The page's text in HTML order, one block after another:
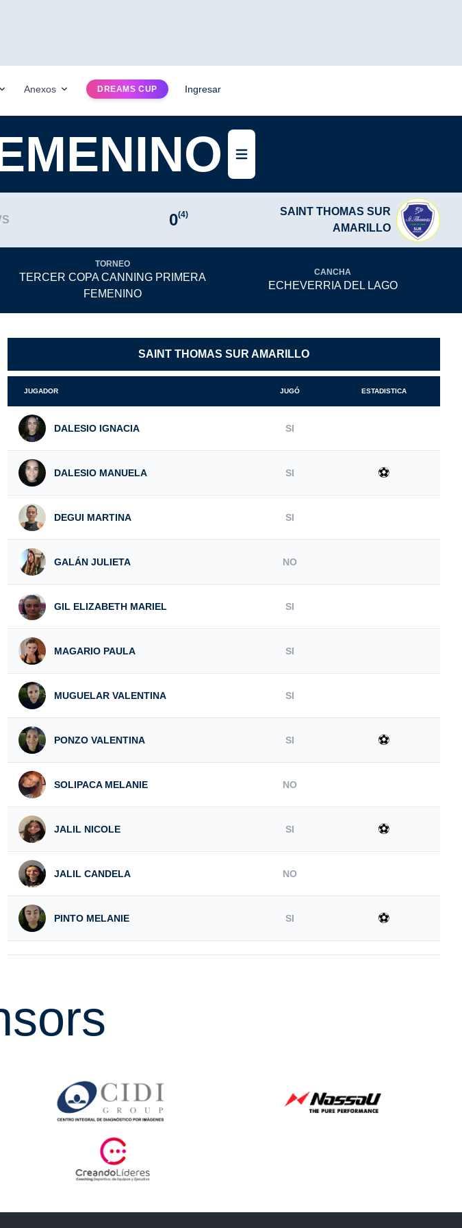
Anexos DREAMS CUP Ingresar
Abrir menú
0(4)
SAINT THOMAS SUR
AMARILLO
TORNEO
TERCER COPA CANNING PRIMERA
FEMENINO
CANCHA
ECHEVERRIA DEL LAGO
SAINT THOMAS SUR AMARILLO
JUGADOR JUGÓ ESTADISTICA
DALESIO IGNACIA SI
DALESIO MANUELA SI ⚽
DEGUI MARTINA SI
GALÁN JULIETA NO
GIL ELIZABETH MARIEL SI
MAGARIO PAULA SI
MUGUELAR VALENTINA SI
PONZO VALENTINA SI ⚽
SOLIPACA MELANIE NO
JALIL NICOLE SI ⚽
JALIL CANDELA NO
PINTO MELANIE SI ⚽